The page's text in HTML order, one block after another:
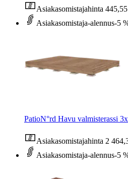
Asiakasomistajahinta
Asiakasomistaja-alennus-5
PatioN°rd Havu valmisterassi
Asiakasomistajahinta 2
Asiakasomistaja-alennus-5